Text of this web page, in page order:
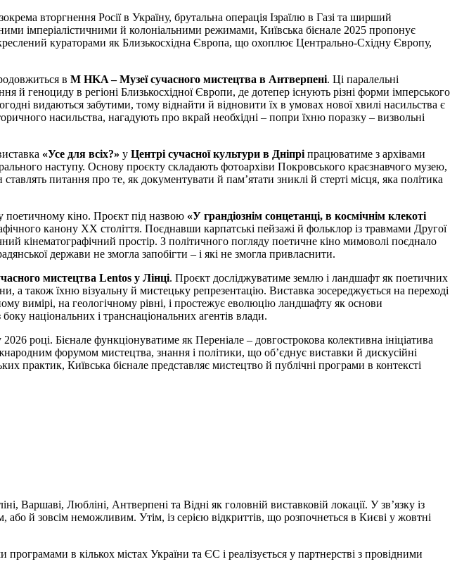
вторгнення Росії в Україну, брутальна операція Ізраїлю в Газі та ширший
імперіалістичними й колоніальними режимами, Київська бієнале 2025 пропонує
кураторами як Близькосхідна Європа, що охоплює Центрально-Східну Європу,
в M HKA – Музеї сучасного мистецтва в Антверпені. Ці паралельні
й геноциду в регіоні Близькосхідної Європи, де дотепер існують різні форми імперського
видаються забутими, тому віднайти й відновити їх в умовах нової хвилі насильства є
насильства, нагадують про вкрай необхідні – попри їхню поразку – визвольні
«Усе для всіх?» у Центрі сучасної культури в Дніпрі працюватиме з архівами
наступу. Основу проєкту складають фотоархіви Покровського краєзнавчого музею,
питання про те, як документувати й пам’ятати зниклі й стерті місця, яка політика
поетичному кіно. Проєкт під назвою «У грандіознім сонцетанці, в космічнім клекоті
канону ХХ століття. Поєднавши карпатські пейзажі й фольклор із травмами Другої
кінематографічний простір. З політичного погляду поетичне кіно мимоволі поєднало
держави не змогла запобігти – і які не змогла привласнити.
мистецтва Lentos у Лінці. Проєкт досліджуватиме землю і ландшафт як поетичних
а також їхню візуальну й мистецьку репрезентацію. Виставка зосереджується на переході
вимірі, на геологічному рівні, і простежує еволюцію ландшафту як основи
національних і транснаціональних агентів влади.
році. Бієнале функціонуватиме як Переніале – довгострокова колективна ініціатива
форумом мистецтва, знання і політики, що об’єднує виставки й дискусійні
практик, Київська бієнале представляє мистецтво й публічні програми в контексті
Варшаві, Любліні, Антверпені та Відні як головній виставковій локації. У зв’язку із
й зовсім неможливим. Утім, із серією відкриттів, що розпочнеться в Києві у жовтні
в кількох містах України та ЄС і реалізується у партнерстві з провідними